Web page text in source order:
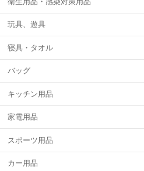
玩具、遊具
寝具・タオル
バッグ
キッチン用品
家電用品
スポーツ用品
カー用品